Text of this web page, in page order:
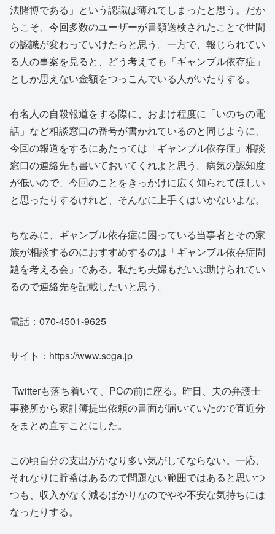
法賭博である」という認識は薄れてしまったと思う。だか
らこそ、今回多数のユーザーが書類送検されたことで世間
の認識が変わっていけたらと思う。一方で、報じられてい
る人の事案を見ると、どう考えても「ギャンブル依存症」
としか思えない金額をつっこんでいる人がいたりする。
有名人の自殺報道をする際に、おまけ程度に「いのちの電
話」など相談窓口の番号が書かれているのと同じように、
今回の報道をするにあたっては「ギャンブル依存症」相談
窓口の連絡先も書いておいてくれよと思う。病気の認知度
が低いので、今回のことをきっかけに広く知られてほしい
と思ったりするけれど、そんなに上手くはいかないよな。
ちなみに、ギャンブル依存症に困っている当事者とその家
族が相談するのにおすすめするのは「ギャンブル依存症問
題を考える会」である。私たち夫婦もだいぶ助けられてい
るので連絡先を記載したいと思う。
電話：070-4501-9625
サイト：https://www.scga.jp
Twitterも落ち着いて、PCの前に座る。昨日、夫の弁護士
事務所から家計簿提出依頼の書面が届いていたので直近分
をまとめ直すことにした。
この頃自分の支出がかなり多い気がしてならない。一応、
それなりに貯蓄はあるので問題ない範囲ではあると思いつ
つも、収入がなく減るばかりなのでやや不安な気持ちには
なったりする。